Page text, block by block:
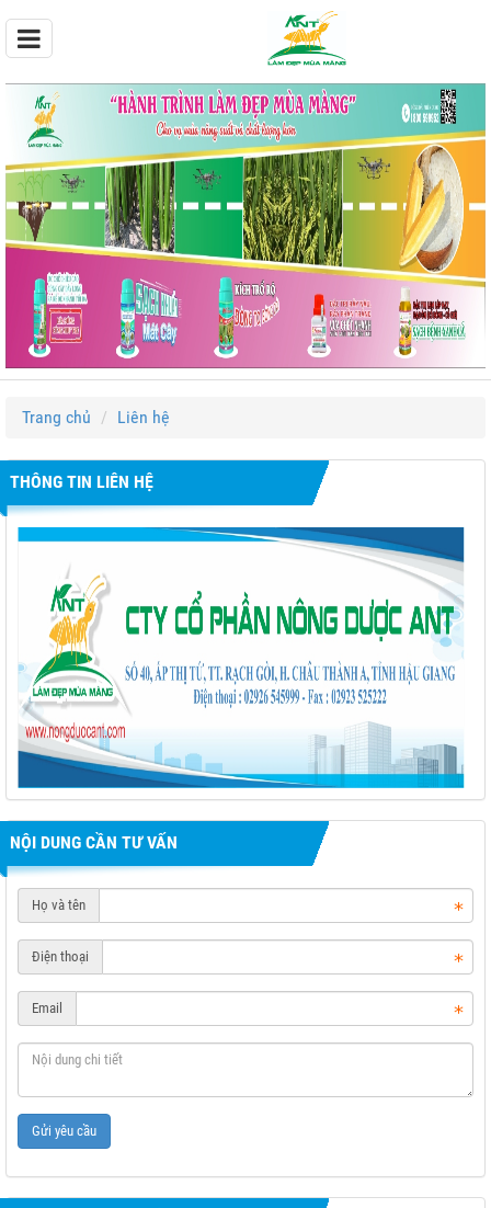
Trang chủ Liên hệ
THÔNG TIN LIÊN HỆ
NỘI DUNG CẦN TƯ VẤN
Họ và tên
Điện thoại
Email
Gửi yêu cầu